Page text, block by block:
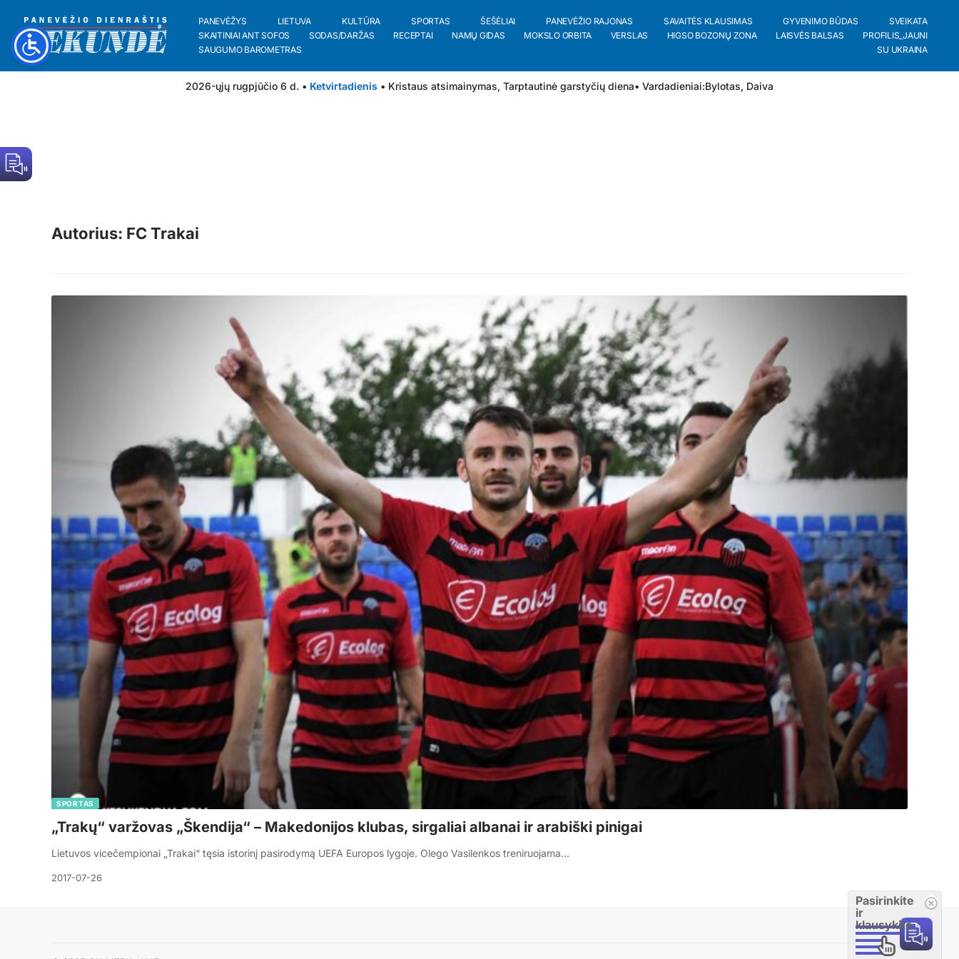
PANEVĖŽYS LIETUVA KULTŪRA SPORTAS ŠEŠĖLIAI PANEVĖŽIO RAJONAS SAVAITĖS KLAUSIMAS GYVENIMO BŪDAS
SVEIKATA
SKAITINIAI ANT SOFOS
SODAS/DARŽAS RECEPTAI NAMŲ GIDAS MOKSLO ORBITA VERSLAS HIGSO BOZONŲ ZONA LAISVĖS BALSAS
PROFILIS_JAUNI
SAUGUMO BAROMETRAS
SU UKRAINA
2026-ųjų rugpjūčio 6 d. • Ketvirtadienis • Kristaus atsimainymas, Tarptautinė garstyčių diena• Vardadieniai:Bylotas, Daiva
Autorius: FC Trakai
SPORTAS
„Trakų“ varžovas „Škendija“ – Makedonijos klubas, sirgaliai albanai ir arabiški pinigai
Lietuvos vicečempionai „Trakai“ tęsia istorinį pasirodymą UEFA Europos lygoje. Olego Vasilenkos treniruojama…
2017-07-26
Pasirinkite
ir
klausykite